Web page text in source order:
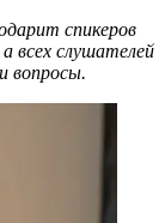
спикеров
всех слушателей
вопросы.